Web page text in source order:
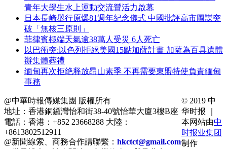
青年大學生水上運動交流營活力啟幕
日本長崎舉行原爆81週年紀念儀式 中國批評高市圖謀突
破「無核三原則」
菲律賓極端天氣逾38萬人受災 6人死亡
以巴衝突:以色列拒絕美國15點加薩計畫 加薩為百具遺體
辦集體葬禮
缅甸再次拒绝释放昂山素季 不再需要東盟特使負責緬甸
事務
@中華時報傳媒集團 版權所有
地址：香港銅鑼灣怡和街38-40號怡華大廈3樓B座
電話：香港：+852 23668288 大陸：
+8613802512911
@新聞線索、商務合作請聯繫： hkctct@gmail.com
© 2019 中
华时报 ｜
本网站由中
时报业集团
制作